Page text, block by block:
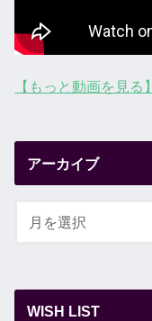
【もっと動画を見る】
アーカイブ
WISH LIST